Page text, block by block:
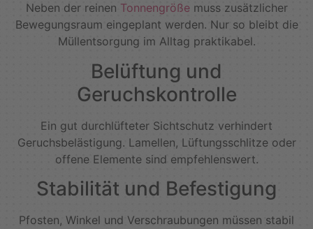
Neben der reinen Tonnengrößemuss zusätzlicher
Bewegungsraum eingeplant werden. Nur so bleibt die
Müllentsorgung im Alltag praktikabel.
Belüftung und
Geruchskontrolle
Ein gut durchlüfteter Sichtschutz verhindert
Geruchsbelästigung. Lamellen, Lüftungsschlitze oder
offene Elemente sind empfehlenswert.
Stabilität und Befestigung
Pfosten, Winkel und Verschraubungen müssen stabil